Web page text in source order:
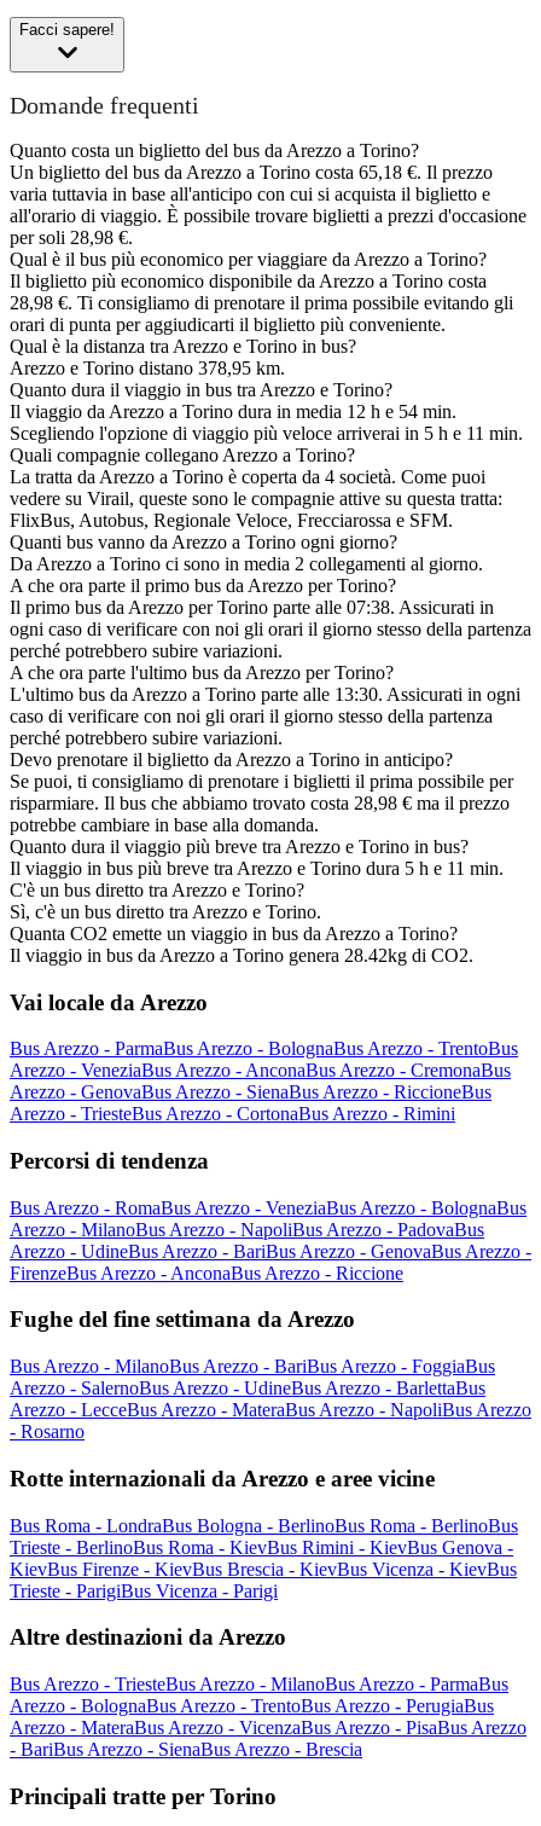
Facci sapere!
Domande frequenti
Quanto costa un biglietto del bus da Arezzo a Torino?
Un biglietto del bus da Arezzo a Torino costa 65,18 €. Il prezzo
varia tuttavia in base all'anticipo con cui si acquista il biglietto e
all'orario di viaggio. È possibile trovare biglietti a prezzi d'occasione
per soli 28,98 €.
Qual è il bus più economico per viaggiare da Arezzo a Torino?
Il biglietto più economico disponibile da Arezzo a Torino costa
28,98 €. Ti consigliamo di prenotare il prima possibile evitando gli
orari di punta per aggiudicarti il biglietto più conveniente.
Qual è la distanza tra Arezzo e Torino in bus?
Arezzo e Torino distano 378,95 km.
Quanto dura il viaggio in bus tra Arezzo e Torino?
Il viaggio da Arezzo a Torino dura in media 12 h e 54 min.
Scegliendo l'opzione di viaggio più veloce arriverai in 5 h e 11 min.
Quali compagnie collegano Arezzo a Torino?
La tratta da Arezzo a Torino è coperta da 4 società. Come puoi
vedere su Virail, queste sono le compagnie attive su questa tratta:
FlixBus, Autobus, Regionale Veloce, Frecciarossa e SFM.
Quanti bus vanno da Arezzo a Torino ogni giorno?
Da Arezzo a Torino ci sono in media 2 collegamenti al giorno.
A che ora parte il primo bus da Arezzo per Torino?
Il primo bus da Arezzo per Torino parte alle 07:38. Assicurati in
ogni caso di verificare con noi gli orari il giorno stesso della partenza
perché potrebbero subire variazioni.
A che ora parte l'ultimo bus da Arezzo per Torino?
L'ultimo bus da Arezzo a Torino parte alle 13:30. Assicurati in ogni
caso di verificare con noi gli orari il giorno stesso della partenza
perché potrebbero subire variazioni.
Devo prenotare il biglietto da Arezzo a Torino in anticipo?
Se puoi, ti consigliamo di prenotare i biglietti il prima possibile per
risparmiare. Il bus che abbiamo trovato costa 28,98 € ma il prezzo
potrebbe cambiare in base alla domanda.
Quanto dura il viaggio più breve tra Arezzo e Torino in bus?
Il viaggio in bus più breve tra Arezzo e Torino dura 5 h e 11 min.
C'è un bus diretto tra Arezzo e Torino?
Sì, c'è un bus diretto tra Arezzo e Torino.
Quanta CO2 emette un viaggio in bus da Arezzo a Torino?
Il viaggio in bus da Arezzo a Torino genera 28.42kg di CO2.
Vai locale da Arezzo
Bus Arezzo - ParmaBus Arezzo - BolognaBus Arezzo - TrentoBus
Arezzo - VeneziaBus Arezzo - AnconaBus Arezzo - CremonaBus
Arezzo - GenovaBus Arezzo - SienaBus Arezzo - RiccioneBus
Arezzo - TriesteBus Arezzo - CortonaBus Arezzo - Rimini
Percorsi di tendenza
Bus Arezzo - RomaBus Arezzo - VeneziaBus Arezzo - BolognaBus
Arezzo - MilanoBus Arezzo - NapoliBus Arezzo - PadovaBus
Arezzo - UdineBus Arezzo - BariBus Arezzo - GenovaBus Arezzo -
FirenzeBus Arezzo - AnconaBus Arezzo - Riccione
Fughe del fine settimana da Arezzo
Bus Arezzo - MilanoBus Arezzo - BariBus Arezzo - FoggiaBus
Arezzo - SalernoBus Arezzo - UdineBus Arezzo - BarlettaBus
Arezzo - LecceBus Arezzo - MateraBus Arezzo - NapoliBus Arezzo
- Rosarno
Rotte internazionali da Arezzo e aree vicine
Bus Roma - LondraBus Bologna - BerlinoBus Roma - BerlinoBus
Trieste - BerlinoBus Roma - KievBus Rimini - KievBus Genova -
KievBus Firenze - KievBus Brescia - KievBus Vicenza - KievBus
Trieste - ParigiBus Vicenza - Parigi
Altre destinazioni da Arezzo
Bus Arezzo - TriesteBus Arezzo - MilanoBus Arezzo - ParmaBus
Arezzo - BolognaBus Arezzo - TrentoBus Arezzo - PerugiaBus
Arezzo - MateraBus Arezzo - VicenzaBus Arezzo - PisaBus Arezzo
- BariBus Arezzo - SienaBus Arezzo - Brescia
Principali tratte per Torino